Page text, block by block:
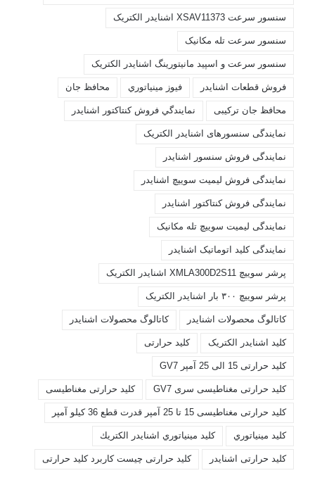
سنسور سرعت XSAV11373 اشنایدر الکتریک
سنسور سرعت تله مکانیک
سنسور سرعت و اسپید مانیتورینگ اشنایدر الکتریک
فروش قطعات اشنايدر فيوز مينياتوري محافظ جان
محافظ جان ترکیبی نمايندگي فروش کنتاکتور اشنايدر
نمایندگی سنسورهای اشنایدر الکتریک
نمایندگی فروش سنسور اشنایدر
نمایندگی فروش لیمیت سوییچ اشنایدر
نمایندگی فروش کنتاکتور اشنایدر
نمایندگی لیمیت سوییچ تله مکانیک
نمایندگی کلید اتوماتیک اشنایدر
پرشر سوییچ XMLA300D2S11 اشنایدر الکتریک
پرشر سوییچ ۳۰۰ بار اشنایدر الکتریک
کاتالوگ محصولات اشنايدر کاتالوگ محصولات اشنایدر
کليد اشنايدر الکتريک کليد حرارتی
کليد حرارتی 15 الی 25 آمپر GV7
کليد حرارتی مغناطيسی سری GV7 کليد حرارتی مغناطیسی
کليد حرارتی مغناطیسی 15 تا 25 آمپر قدرت قطع 36 کیلو آمپر
کليد مينياتوري کليد مينياتوري اشنايدر الكتريك
کلید حرارتی اشنایدر کلید حرارتی چیست کاربرد کلید حرارتی